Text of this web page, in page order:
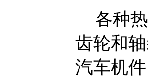
各种热
齿轮和
汽车机